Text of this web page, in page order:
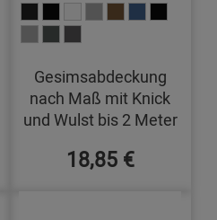
Gesimsabdeckung
nach Maß mit Knick
und Wulst bis 2 Meter
18,85 €